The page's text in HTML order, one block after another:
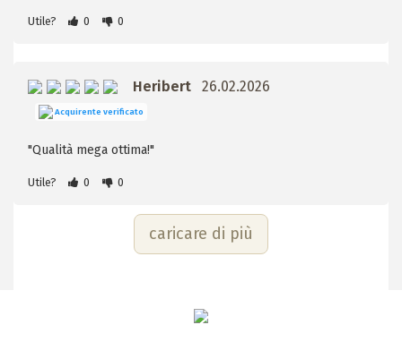
Utile? 0 0
Heribert 26.02.2026
Acquirente verificato
"Qualità mega ottima!"
Utile? 0 0
caricare di più